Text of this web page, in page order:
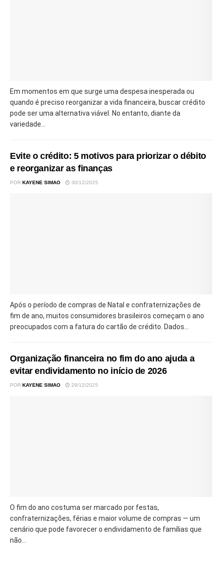
Em momentos em que surge uma despesa inesperada ou
quando é preciso reorganizar a vida financeira, buscar crédito
pode ser uma alternativa viável. No entanto, diante da
variedade...
Evite o crédito: 5 motivos para priorizar o débito
e reorganizar as finanças
POR KAYENE SIMAO 30/12/2025
Após o período de compras de Natal e confraternizações de
fim de ano, muitos consumidores brasileiros começam o ano
preocupados com a fatura do cartão de crédito. Dados...
Organização financeira no fim do ano ajuda a
evitar endividamento no início de 2026
POR KAYENE SIMAO 29/12/2025
O fim do ano costuma ser marcado por festas,
confraternizações, férias e maior volume de compras — um
cenário que pode favorecer o endividamento de famílias que
não...